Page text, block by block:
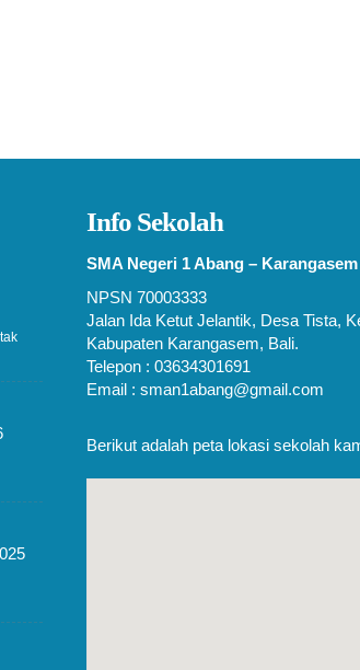
Info Sekolah
SMA Negeri 1 Abang – Karangasem
NPSN 70003333
Jalan Ida Ketut Jelantik, Desa Tista,
Kabupaten Karangasem, Bali.
Telepon : 03634301691
Email : sman1abang@gmail.com
Berikut adalah peta lokasi sekolah